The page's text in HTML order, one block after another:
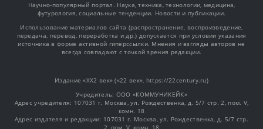
Научно-популярный портал. Наука, техника, технологии, медицина,
футурология, социальные тенденции. Новости и публикации.
Использование материалов сайта (распространение, воспроизведение,
передача, перевод, переработка и др.) допускается при условии указания
источника в форме активной гиперссылки. Мнения и взгляды авторов не
всегда совпадают с точкой зрения редакции.
Издание «XX2 век» («22 век», https://22century.ru)
Учредитель: OOO «КОММУНИКЕЙК»
Адрес учредителя: 107031 г. Москва, ул. Рождественка, д. 5/7 стр. 2, пом. V,
комн. 18
Адрес издателя и редакции: 107031 г. Москва, ул. Рождественка, д. 5/7 стр.